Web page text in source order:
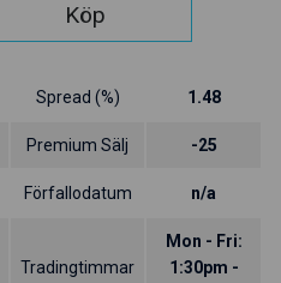
Köp
Spread (%) 1.48
Premium Sälj -25
Förfallodatum n/a
Tradingtimmar
Mon - Fri:
1:30pm -